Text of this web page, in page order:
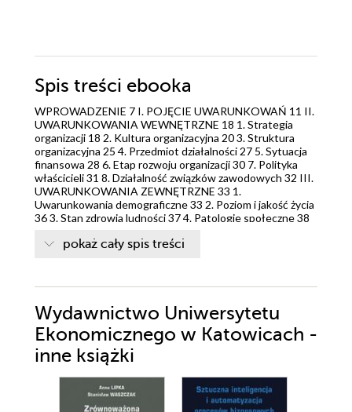
Spis treści ebooka
WPROWADZENIE 7 I. POJĘCIE UWARUNKOWAŃ 11 II.
UWARUNKOWANIA WEWNĘTRZNE 18 1. Strategia
organizacji 18 2. Kultura organizacyjna 20 3. Struktura
organizacyjna 25 4. Przedmiot działalności 27 5. Sytuacja
finansowa 28 6. Etap rozwoju organizacji 30 7. Polityka
właścicieli 31 8. Działalność związków zawodowych 32 III.
UWARUNKOWANIA ZEWNĘTRZNE 33 1.
Uwarunkowania demograficzne 33 2. Poziom i jakość życia
36 3. Stan zdrowia ludności 37 4. Patologie społeczne 38
42 7. System gospodarczy 44 8. Koniunktura gospodarcza
Prywatyzacja 56 14. Restrukturyzacja 58 15. Postęp
Poziom płac i cen 67 19. Polityka zatrudnienia 68 20.
Polityka budżetowa 70 21. Uwarunkowania ekologiczne
72 22. Uwarunkowania prawne 73 ZAKOŃCZENIE 77
LITERATURA 79 SPIS RYSUNKÓW 85 SPIS TABEL
pokaż cały spis treści
Wydawnictwo Uniwersytetu
Ekonomicznego w Katowicach -
inne książki